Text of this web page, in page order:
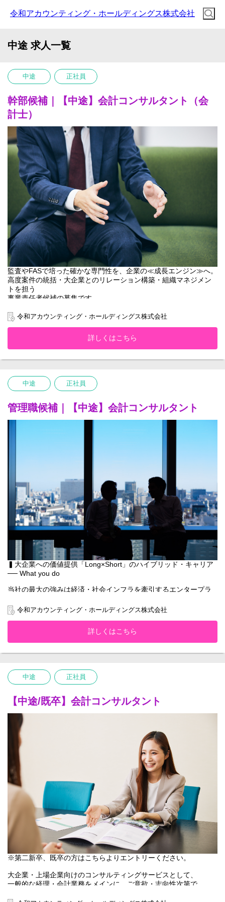
令和アカウンティング・ホールディングス株式会社
中途 求人一覧
中途 正社員
幹部候補｜【中途】会計コンサルタント（会
計士）
監査やFASで培った確かな専門性を、企業の≪成長エンジン≫へ。
高度案件の統括・大企業とのリレーション構築・組織マネジメン
トを担う
事業責任者候補の募集です。
当社は、決算・開示などの継続支援（Long業務）を通じて築いた
信頼関係を基盤に、
IPO支援・M&A・事業再生・AI導入支援などの高度な経営課題
（Short業務）を解決する、
独自の伴走型コンサルティングを展開しています。
括し、
顧客・組織・事業を横断的にマネジメントすることが、本ポジシ
【具体的な業務内容】
・Long・Short双方の統括
※実務を担当するだけでなく、
案件全体の品質管理・顧客対応・チームマネジメントを通じて、
事業成長を牽引していただくことを期待しています。
《Long》
・決算・連結決算
・有価証券報告書、決算短信などの開示資料作成
・財務・経理体制の構築支援
《Short》
・IPO支援
・事業再生
・AI導入支援
▍私たちの現在地と未来 ── Why Now?
2024年12月に会計ファームとしては初めて東証グロース上場を果
たし、
日本を代表する大企業の決算・開示を深く支える
「ハンズオン型の継続的なコンサルティング基盤」を確固たる強
毎年15％前後の売上成長と高水準の利益率を維持し続けるなど、
盤石な経営基盤を誇ります。この「揺るぎない安定基盤」と上場
企業としての
さらなる「事業拡大の勢い」を掛け合わせ、
2025年10月に「コンサルティング推進本部」を新設しました。
これまでのIPO支援、M&A支援などに加え、事業再生、
そして独自のAI（ミラクル経理）導入支援など、より高度なコン
サルティング
領域への事業拡大を急ピッチで進めています。
これまでの専門家としての枠を超え、
組織づくりや新たな事業の柱の創出など、共に第2の創業期を盛り
上げるトップタレントを求めています。
▍大企業への価値提供「Long×Short」のハイブリッド・キャリア
── What you do
当社の最大の強みは経済・社会インフラを牽引するエンタープラ
政府系金融機関を中心とした1,900社以上の優良クライアントに対
経営を会計分野から支え続けている圧倒的な実績にあります。
令和アカウンティング・ホールディングス株式会社
詳しくはこちら
中途 正社員
管理職候補｜【中途】会計コンサルタント
▍大企業への価値提供「Long×Short」のハイブリッド・キャリア
── What you do
当社の最大の強みは経済・社会インフラを牽引するエンタープラ
政府系金融機関を中心とした1,900社以上の優良クライアントに対
し、
https://rw-ah.net/about/client/
ト型のコンサルティングではありません。
当社では、決算・開示などの継続支援（Long業務）を通じてクラ
イアントの経営基盤を支えながら、
その深い理解を活かしてIPO支援・M&A・事業再生・AI導入支援な
どの高度な経営課題（Short業務）の解決まで一貫して携わりま
す。
Long業務とShort業務の両方に携わり、会計の専門性を幅広く磨
き、将来的にはチームを率いる管理職として、
クライアントと組織の成長を牽引する会計プロフェッショナルを
目指していただきます。
【具体的な業務内容】（一例）
■コンサルティング《Long》
・財務諸表・決算書類の作成
・決算・連結決算
・開示資料（有価証券報告書・決算短信等）の作成・レビュー
■コンサルティング《Short》（スポット案件）
・IPO支援
・M&A（財務DD・株価算定）
・組織再編・内部統制
・AI導入・DX推進支援
【将来的にお任せしたいこと】
経験を積んだ後は、専門性をさらに高めながら、案件統括者や管
令和アカウンティング・ホールディングス株式会社
詳しくはこちら
中途 正社員
【中途/既卒】会計コンサルタント
※第二新卒、既卒の方はこちらよりエントリーください。
大企業・上場企業向けのコンサルティングサービスとして、
一般的な経理・会計業務をメインに、ご意欲・志向性次第で、